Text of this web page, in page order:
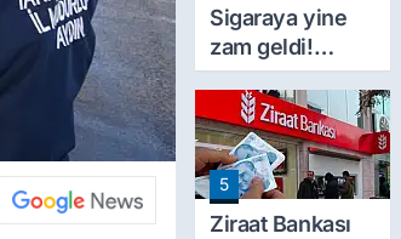
Sigaraya yine
zam geldi!
Fiyatlar 10 TL
arttı
5
Ziraat Bankası